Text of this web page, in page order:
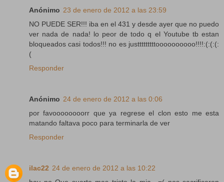
Anónimo 23 de enero de 2012 a las 23:59
NO PUEDE SER!!! iba en el 431 y desde ayer que no puedo
ver nada de nada! lo peor de todo q el Youtube tb estan
bloqueados casi todos!!! no es justttttttttoooooooooo!!!!:(:(:(:
(
Responder
Anónimo 24 de enero de 2012 a las 0:06
por favoooooooorr que ya regrese el clon esto me esta
matando faltava poco para terminarla de ver
Responder
ilac22 24 de enero de 2012 a las 10:22